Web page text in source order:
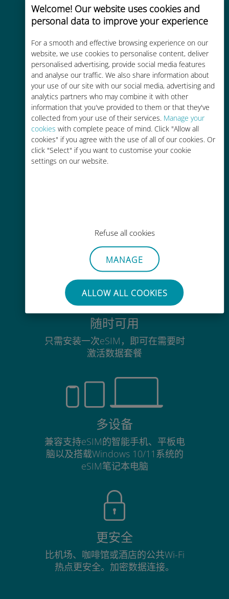
Welcome! Our website uses cookies and
personal data to improve your experience
For a smooth and effective browsing experience on our
website, we use cookies to personalise content, deliver
personalised advertising, provide social media features
and analyse our traffic. We also share information about
your use of our site with our social media, advertising and
analytics partners who may combine it with other
information that you've provided to them or that they've
collected from your use of their services. Manage your
cookies with complete peace of mind. Click "Allow all
cookies" if you agree with the use of all of our cookies. Or
click "Select" if you want to customise your cookie
settings on our website.
Refuse all cookies
MANAGE
ALLOW ALL COOKIES
经济实惠
比现有运营商的漫游费便宜高达90%
轻松充值
通过Ubigi应用随时随地通话，即使
没有Wi-Fi或剩余流量也能畅聊
毫不费力
无需取出您现有的SIM卡
随时可用
只需安装一次eSIM，即可在需要时
激活数据套餐
多设备
兼容支持eSIM的智能手机、平板电
脑以及搭载Windows 10/11系统的
eSIM笔记本电脑
更安全
比机场、咖啡馆或酒店的公共Wi-Fi
热点更安全。加密数据连接。